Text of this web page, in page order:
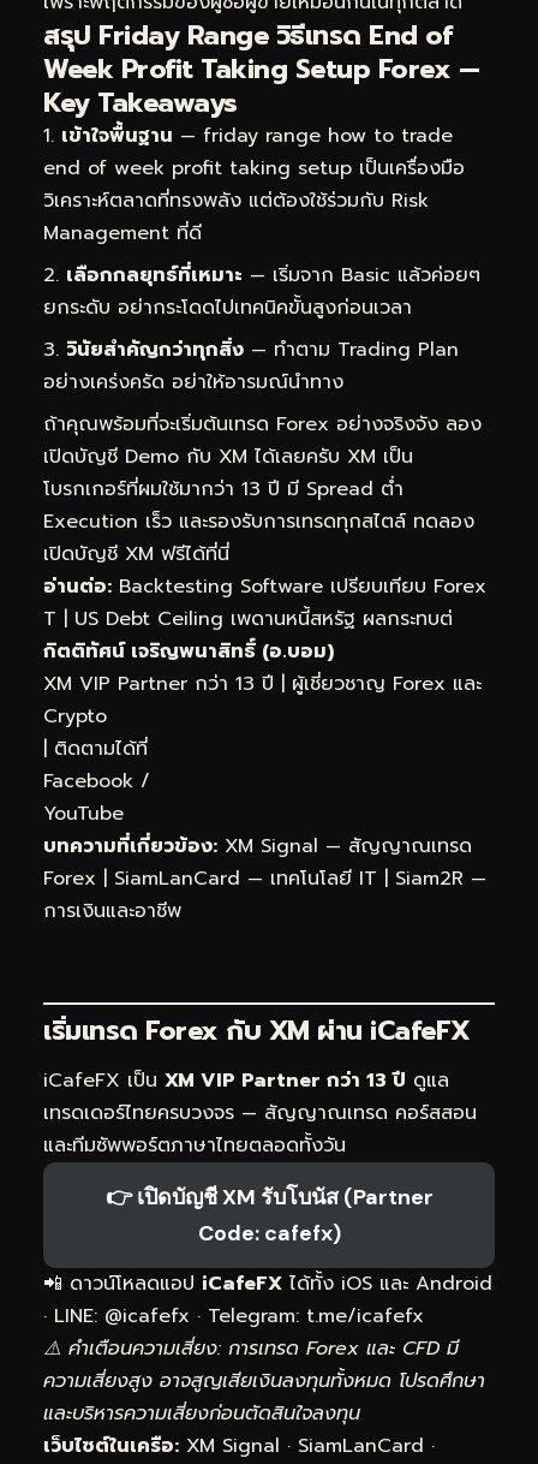
สรุป Friday Range วิธีเทรด End of
Week Profit Taking Setup Forex —
Key Takeaways
เข้าใจพื้นฐาน — friday range how to trade
end of week profit taking setup เป็นเครื่องมือ
วิเคราะห์ตลาดที่ทรงพลัง แต่ต้องใช้ร่วมกับ Risk
Management ที่ดี
เลือกกลยุทธ์ที่เหมาะ — เริ่มจาก Basic แล้วค่อยๆ
ยกระดับ อย่ากระโดดไปเทคนิคขั้นสูงก่อนเวลา
วินัยสำคัญกว่าทุกสิ่ง — ทำตาม Trading Plan
อย่างเคร่งครัด อย่าให้อารมณ์นำทาง
ถ้าคุณพร้อมที่จะเริ่มต้นเทรด Forex อย่างจริงจัง ลอง
เปิดบัญชี Demo กับ XM ได้เลยครับ XM เป็น
โบรกเกอร์ที่ผมใช้มากว่า 13 ปี มี Spread ต่ำ
Execution เร็ว และรองรับการเทรดทุกสไตล์ ทดลอง
เปิดบัญชี XM ฟรีได้ที่นี่
อ่านต่อ: Backtesting Software เปรียบเทียบ Forex
T | US Debt Ceiling เพดานหนี้สหรัฐ ผลกระทบต่
กิตติทัศน์ เจริญพนาสิทธิ์ (อ.บอม)
XM VIP Partner กว่า 13 ปี | ผู้เชี่ยวชาญ Forex และ
Crypto
| ติดตามได้ที่
Facebook /
YouTube
บทความที่เกี่ยวข้อง: XM Signal — สัญญาณเทรด
Forex | SiamLanCard — เทคโนโลยี IT | Siam2R —
การเงินและอาชีพ
เริ่มเทรด Forex กับ XM ผ่าน iCafeFX
iCafeFX เป็น XM VIP Partner กว่า 13 ปี ดูแล
เทรดเดอร์ไทยครบวงจร — สัญญาณเทรด คอร์สสอน
และทีมซัพพอร์ตภาษาไทยตลอดทั้งวัน
👉 เปิดบัญชี XM รับโบนัส (Partner
Code: cafefx)
📲 ดาวน์โหลดแอป iCafeFX ได้ทั้ง iOS และ Android
· LINE: @icafefx · Telegram: t.me/icafefx
⚠️ คำเตือนความเสี่ยง: การเทรด Forex และ CFD มี
ความเสี่ยงสูง อาจสูญเสียเงินลงทุนทั้งหมด โปรดศึกษา
และบริหารความเสี่ยงก่อนตัดสินใจลงทุน
เว็บไซต์ในเครือ: XM Signal · SiamLanCard ·